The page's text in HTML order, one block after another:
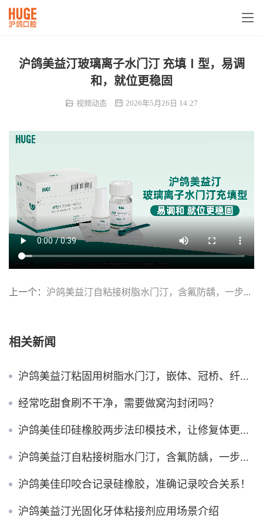
沪鸽美益汀玻璃离子水门汀 充填Ⅰ型，易调
和，就位更稳固
视频动态 2026年5月26日 14:27
上一个： 沪鸽美益汀自粘接树脂水门汀，含氟防龋，一步粘接
相关新闻
沪鸽美益汀粘固用树脂水门汀，嵌体、冠桥、纤维桩全能粘！
经常吃甜食刷不干净，需要做窝沟封闭吗？
沪鸽美佳印硅橡胶两步法印模技术，让修复体更密合！
沪鸽美益汀自粘接树脂水门汀，含氟防龋，一步粘接
沪鸽美佳印咬合记录硅橡胶，准确记录咬合关系！
沪鸽美益汀光固化牙体粘接剂应用场景介绍